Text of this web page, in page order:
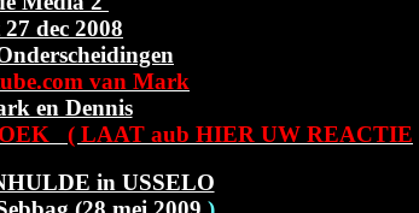
dec 2008
van Mark
en Dennis
( LAAT aub HIER UW REACTIE
in USSELO